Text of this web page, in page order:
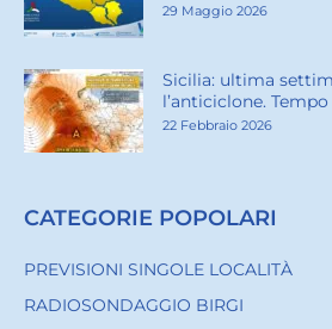
29 Maggio 2026
Sicilia: ultima
l’anticiclone.
22 Febbraio 2026
CATEGORIE POPOLARI
PREVISIONI SINGOLE LOCALITÀ
RADIOSONDAGGIO BIRGI